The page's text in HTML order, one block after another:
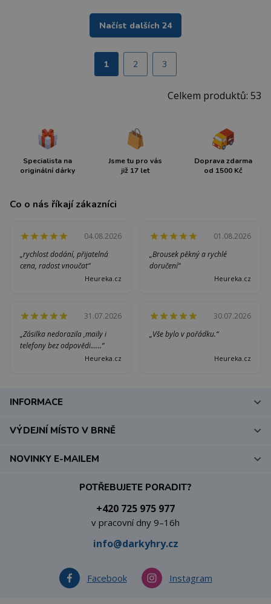
Načíst dalších 24
1 2 3
Celkem produktů: 53
Specialista na
originální dárky
Jsme tu pro vás
již 17 let
Doprava zdarma
od 1500 Kč
Co o nás říkají zákazníci
04.08.2026
„rychlost dodání, přijatelná
cena, radost vnoučat“
Heureka.cz
01.08.2026
„Brousek pěkný a rychlé
doručení“
Heureka.cz
31.07.2026
„Zásilka nedorazila ,maily i
telefony bez odpovědi......“
Heureka.cz
30.07.2026
„Vše bylo v pořádku.“
Heureka.cz
INFORMACE
VÝDEJNÍ MÍSTO V BRNĚ
POTŘEBUJETE PORADIT?
+420 725 975 977
v pracovní dny 9–16h
info@darkyhry.cz
Facebook Instagram
NOVINKY E-MAILEM